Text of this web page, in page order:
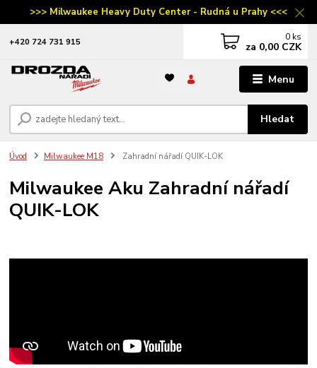
>>> Milwaukee Heavy Duty Center - Rudná u Prahy <<<
Menu
Hledat
‭+420 724 731 915 0 ks
za 0,00 CZK
Úvod Milwaukee M18 Zahradní nářadí QUIK-LOK
Milwaukee Aku Zahradní nářadí
QUIK-LOK